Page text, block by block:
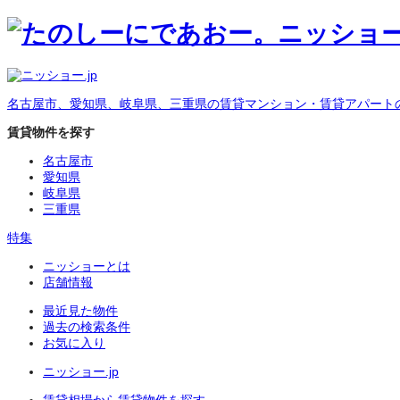
名古屋市、愛知県、岐阜県、三重県の賃貸マンション・賃貸アパート
賃貸物件を探す
名古屋市
愛知県
岐阜県
三重県
特集
ニッショーとは
店舗情報
最近見た物件
過去の検索条件
お気に入り
ニッショー.jp